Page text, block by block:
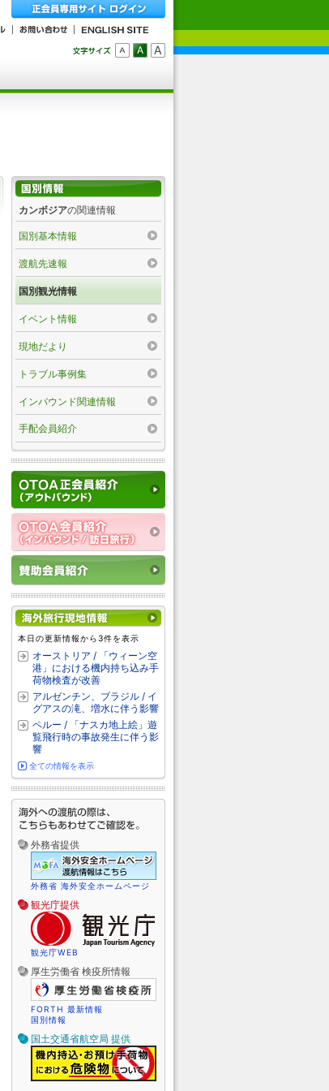
カンボジアの関連情報
国別基本情報
渡航先速報
国別観光情報
イベント情報
現地だより
トラブル事例集
インバウンド関連情報
手配会員紹介
本日の更新情報から3件を表示
オーストリア / 「ウィーン空
港」における機内持ち込み手
荷物検査が改善
アルゼンチン、ブラジル / イ
グアスの滝、増水に伴う影響
ペルー / 「ナスカ地上絵」遊
覧飛行時の事故発生に伴う影
響
全ての情報を表示
外務省提供
外務省 海外安全ホームページ
観光庁提供
観光庁WEB
厚生労働省 検疫所情報
FORTH 最新情報
国別情報
国土交通省航空局 提供